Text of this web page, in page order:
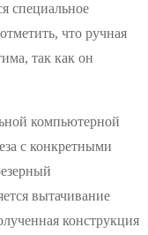
специальное
что ручная
так как он
компьютерной
с конкретными
вытачивание
конструкция